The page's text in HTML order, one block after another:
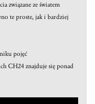
związane ze światem
te proste, jak i bardziej
pojęć
CH24 znajduje się ponad